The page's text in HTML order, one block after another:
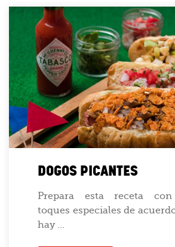
DOGOS PICANTES
Prepara esta receta con
toques especiales de
hay ...